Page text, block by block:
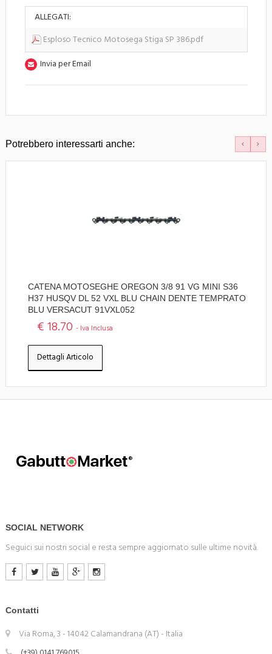
ALLEGATI:
Esploso Tecnico Motosega Stiga SP 386.pdf
Invia per Email
Potrebbero interessarti anche:
CATENA MOTOSEGHE OREGON 3/8 91 VG MINI S36
H37 HUSQV DL 52 VXL BLU CHAIN DENTE TEMPRATO
BLU VERSACUT 91VXL052
€ 18.70 - Iva Inclusa
Dettagli Articolo
SOCIAL NETWORK
Seguici sui nostri social e resta sempre aggiornato sulle ultime novità.
Contatti
Via Roma, 3 - 14042 Calamandrana (AT) - Italia